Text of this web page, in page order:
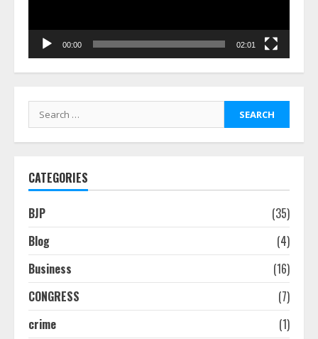
00:00 02:01
Search
for:
CATEGORIES
BJP
(35)
Blog
(4)
Business
(16)
CONGRESS
(7)
crime
(1)